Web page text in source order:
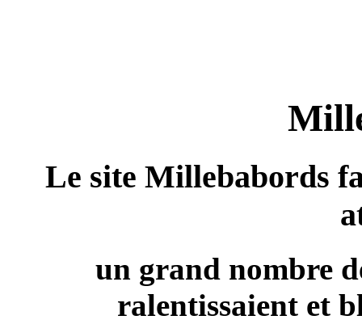
Le site Millebabords
un grand nombre
ralentissaient et